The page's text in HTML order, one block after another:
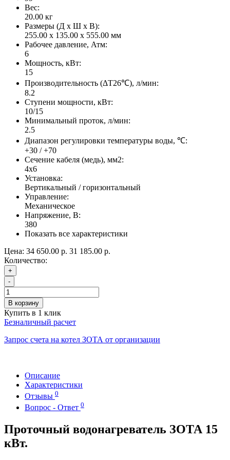
Вес:
20.00 кг
Размеры (Д x Ш x В):
255.00 x 135.00 x 555.00 мм
Рабочее давление, Атм:
6
Мощность, кВт:
15
Производительность (ΔT26℃), л/мин:
8.2
Ступени мощности, кВт:
10/15
Минимальный проток, л/мин:
2.5
Диапазон регулировки температуры воды, ℃:
+30 / +70
Сечение кабеля (медь), мм2:
4x6
Установка:
Вертикальный / горизонтальный
Управление:
Механическое
Напряжение, В:
380
Показать все характеристики
Цена: 34 650.00 р. 31 185.00 р.
Количество:
+
-
В корзину
Купить в 1 клик
Безналичный расчет
Запрос счета на котел ЗОТА от организации
Описание
Характеристики
Отзывы 0
Вопрос - Ответ 0
Проточный водонагреватель ЗОТА 15
кВт.